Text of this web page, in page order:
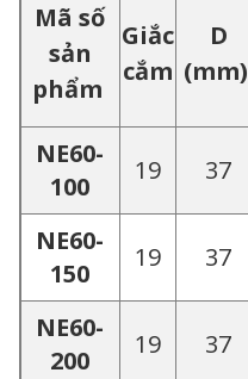
Mã số
sản
phẩm
Giắc
cắm
D
(mm)
NE60-
100
19 37
NE60-
150
19 37
NE60-
200
19 37